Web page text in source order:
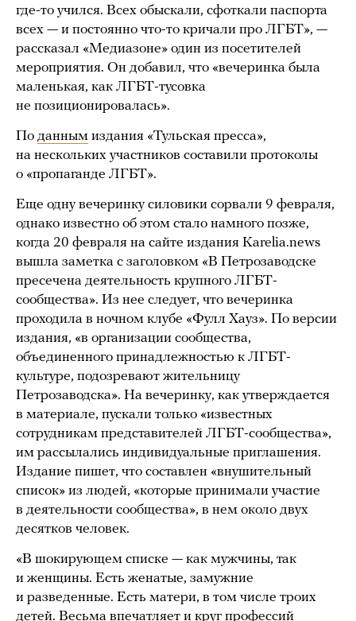
где-то учился. Всех обыскали, сфоткали паспорта
всех — и постоянно что-то кричали про ЛГБТ», —
рассказал «Медиазоне» один из посетителей
мероприятия. Он добавил, что «вечеринка была
маленькая, как ЛГБТ-тусовка
не позиционировалась».
По данным издания «Тульская пресса»,
на нескольких участников составили протоколы
о «пропаганде ЛГБТ».
Еще одну вечеринку силовики сорвали 9 февраля,
однако известно об этом стало намного позже,
когда 20 февраля на сайте издания Karelia.news
вышла заметка с заголовком «В Петрозаводске
пресечена деятельность крупного ЛГБТ-
сообщества». Из нее следует, что вечеринка
проходила в ночном клубе «Фулл Хауз». По версии
издания, «в организации сообщества,
объединенного принадлежностью к ЛГБТ-
культуре, подозревают жительницу
Петрозаводска». На вечеринку, как утверждается
в материале, пускали только «известных
сотрудникам представителей ЛГБТ-сообщества»,
им рассылались индивидуальные приглашения.
Издание пишет, что составлен «внушительный
список» из людей, «которые принимали участие
в деятельности сообщества», в нем около двух
десятков человек.
«В шокирующем списке — как мужчины, так
и женщины. Есть женатые, замужние
и разведенные. Есть матери, в том числе троих
детей. Весьма впечатляет и круг профессий